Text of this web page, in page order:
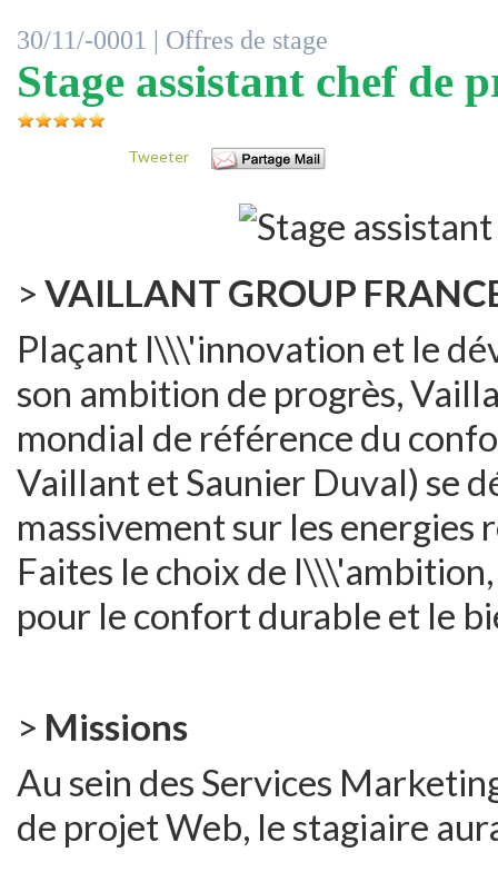
30/11/-0001 | Offres de stage
Stage assistant chef de
Tweeter
> VAILLANT GROUP
Plaçant l\\\'innovation et le
son ambition de progrès,
mondial de référence du
Vaillant et Saunier Duval) se
massivement sur les energies
Faites le choix de
pour le confort durable et le
> Missions
Au sein des Services
de projet Web, le stagiaire